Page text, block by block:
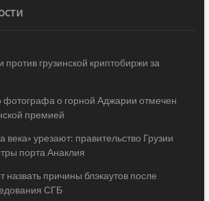
грузинской криптобиржи за
фотографа о горной Аджарии отмечен
премией
урезают: правительство Грузии
порта Анаклия
назвать причины блэкаутов после
СГБ